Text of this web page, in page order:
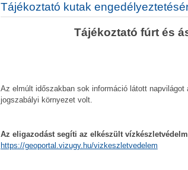
Tájékoztató kutak
Tájékoztató fúrt és
Az elmúlt időszakban sok információ látott
jogszabályi környezet volt.
Az eligazodást segíti az elkészült
https://geoportal.vizugy.hu/vizkeszletvedelem